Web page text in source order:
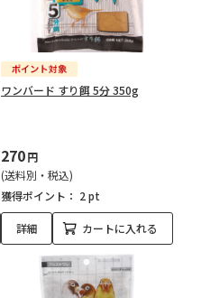
ワンバード すり餌 5分 350g
270円
(送料別・税込)
獲得ポイント： 2 pt
詳細 カートに入れる